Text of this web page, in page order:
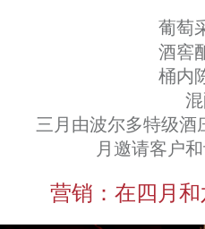
葡萄
酒窖
桶内
三月由波尔多特级酒
月邀请客户
营销：在四月